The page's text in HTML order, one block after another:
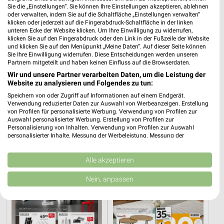
7,7 km
Spezial-Prospekt der Marken
Gültig bis Fr. 21.08.
7,7 km
Büro Spezial
Gültig bis Fr. 14.08.
XXXLutz XXXLutz
Sie die „Einstellungen“. Sie können Ihre Einstellungen akzeptieren, ablehnen
oder verwalten, indem Sie auf die Schaltfläche „Einstellungen verwalten“
klicken oder jederzeit auf die Fingerabdruck-Schaltfläche in der linken
unteren Ecke der Website klicken. Um Ihre Einwilligung zu widerrufen,
klicken Sie auf den Fingerabdruck oder den Link in der Fußzeile der Website
und klicken Sie auf den Menüpunkt „Meine Daten“. Auf dieser Seite können
Sie Ihre Einwilligung widerrufen. Diese Entscheidungen werden unseren
Partnern mitgeteilt und haben keinen Einfluss auf die Browserdaten.
Wir und unsere Partner verarbeiten Daten, um die Leistung der
Website zu analysieren und Folgendes zu tun:
Speichern von oder Zugriff auf Informationen auf einem Endgerät.
Verwendung reduzierter Daten zur Auswahl von Werbeanzeigen. Erstellung
von Profilen für personalisierte Werbung. Verwendung von Profilen zur
Auswahl personalisierter Werbung. Erstellung von Profilen zur
Personalisierung von Inhalten. Verwendung von Profilen zur Auswahl
personalisierter Inhalte. Messung der Werbeleistung. Messung der
Kombinationen von Daten aus verschiedenen Quellen. Entwicklung und
Verbesserung der Angebote. Verwendung reduzierter Daten zur Auswahl
von Inhalten.
Daten können außerhalb der Europäischen Union weitergegeben und in die
USA gesendet werden.
Website/App.
Partnerliste anzeigen (1 IAB-Anbieter)
Alle akzeptieren
Nein, anpassen